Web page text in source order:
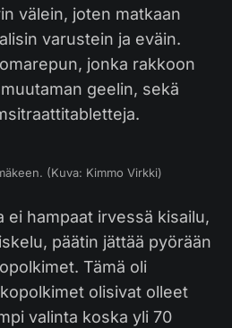
välein, joten matkaan
varustein ja eväin.
jonka rakkoon
geelin, sekä
(Kuva: Kimmo Virkki)
ei hampaat irvessä kisailu,
päätin jättää pyörään
Tämä oli
olisivat olleet
valinta koska yli 70